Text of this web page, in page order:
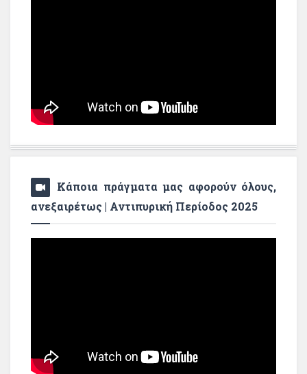
Κάποια πράγματα μας αφορούν όλους,
ανεξαιρέτως | Αντιπυρική Περίοδος 2025